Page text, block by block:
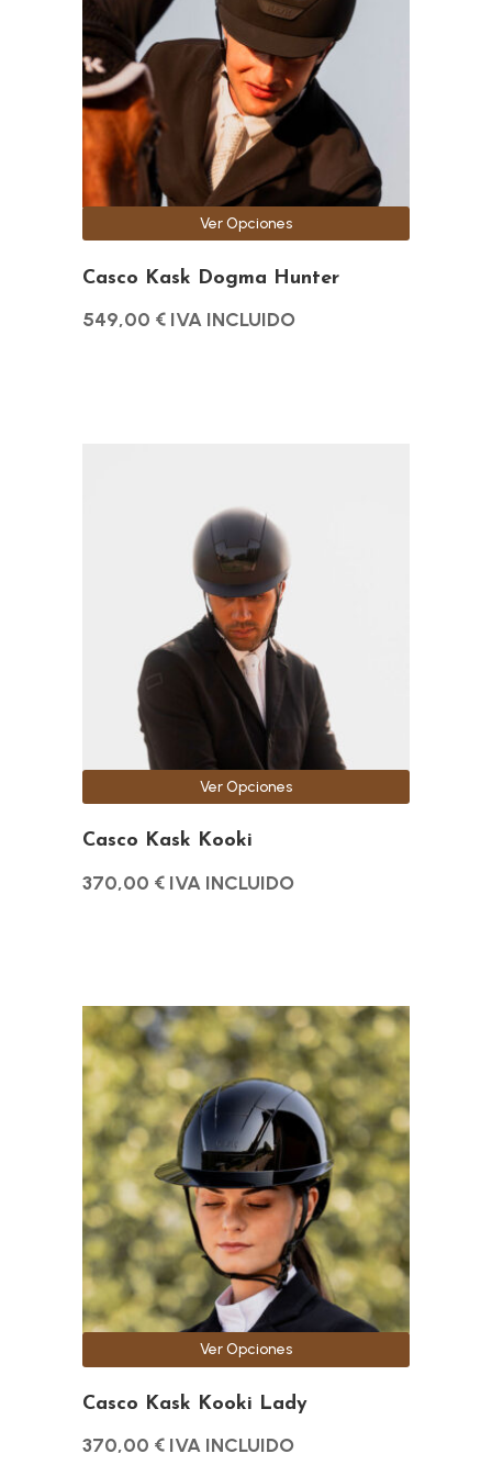
Casco Kask Dogma Hunter
549,00 € IVA INCLUIDO
Ver Opciones
variantes.
Las
opciones
se
pueden
elegir
la
página
Casco Kask Kooki
370,00 € IVA INCLUIDO
Ver Opciones
la
página
de
Casco Kask Kooki Lady
370,00 € IVA INCLUIDO
Ver Opciones
Este
producto
tiene
múltiples
variantes.
Las
opciones
se
pueden
elegir
en
la
página